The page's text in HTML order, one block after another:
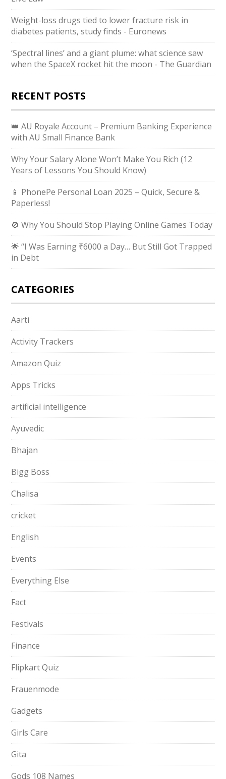
Weight-loss drugs tied to lower fracture risk in
diabetes patients, study finds - Euronews
‘Spectral lines’ and a giant plume: what science saw
when the SpaceX rocket hit the moon - The Guardian
RECENT POSTS
👑 AU Royale Account – Premium Banking Experience
with AU Small Finance Bank
Why Your Salary Alone Won’t Make You Rich (12
Years of Lessons You Should Know)
📱 PhonePe Personal Loan 2025 – Quick, Secure &
Paperless!
🚫 Why You Should Stop Playing Online Games Today
🌟 “I Was Earning ₹6000 a Day… But Still Got Trapped
in Debt
CATEGORIES
Aarti
Activity Trackers
Amazon Quiz
Apps Tricks
artificial intelligence
Ayuvedic
Bhajan
Bigg Boss
Chalisa
cricket
English
Events
Everything Else
Fact
Festivals
Finance
Flipkart Quiz
Frauenmode
Gadgets
Girls Care
Gita
Gods 108 Names